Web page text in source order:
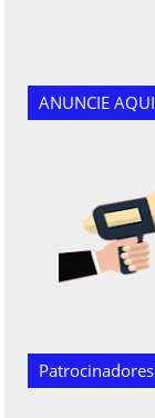
ANUNCIE AQUI
Patrocinadores